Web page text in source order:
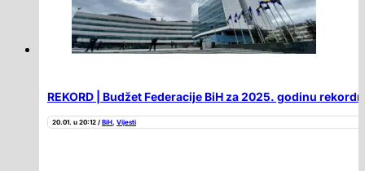
REKORD | Budžet Federacije BiH za 2025. godinu
20.01. u 20:12 / BiH, Vijesti